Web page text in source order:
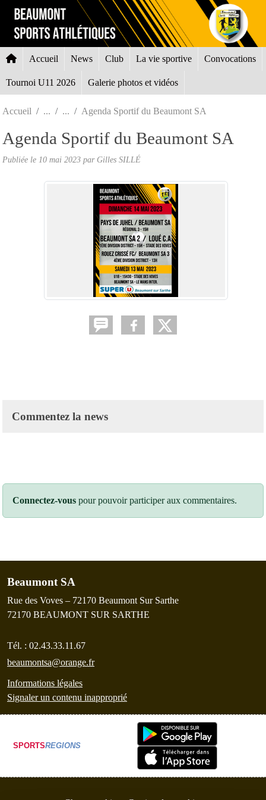
Accueil News Club La vie sportive Convocations
Tournoi U11 2026 Galerie photos et vidéos
Accueil Agenda Sportif du Beaumont SA
Agenda Sportif du Beaumont SA
Publiée le 10 mai 2023 par Gilles SILLÉ
Commentez la news
Connectez-vous pour pouvoir participer aux commentaires.
Beaumont SA
Rue des Voves – 72170 Beaumont Sur Sarthe
72170 BEAUMONT SUR SARTHE
Tél. : 02.43.33.11.67
beaumontsa@orange.fr
Informations légales
Signaler un contenu inapproprié
SPORTSREGIONS
Panneau de gestion des cookies